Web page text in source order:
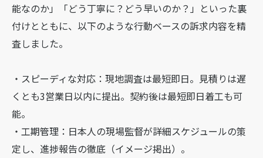
能なのか」「どう丁寧に？どう早いのか？」といった裏
付けとともに、以下のような行動ベースの訴求内容を精
査しました。
・スピーディな対応：現地調査は最短即日。見積りは遅
くとも3営業日以内に提出。契約後は最短即日着工も可
能。
・工期管理：日本人の現場監督が詳細スケジュールの策
定し、進捗報告の徹底（イメージ掲出）。